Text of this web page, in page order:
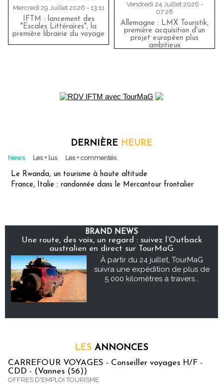
Mercredi 29 Juillet 2026 - 13:11
IFTM : lancement des
"Escales Littéraires", la
première librairie du voyage
Vendredi 24 Juillet 2026 -
07:28
Allemagne : LMX Touristik,
première acquisition d'un
projet européen plus
ambitieux
DERNIÈRE HEURE
News Les + lus Les + commentés
Le Rwanda, un tourisme à haute altitude
France, Italie : randonnée dans le Mercantour frontalier
BRAND NEWS
Une route, des voix, un regard : suivez l’Outback
australien en direct sur TourMaG
À partir du 24 juillet, TourMaG
suivra une expédition de plus de
5 000 kilomètres à travers...
LES ANNONCES
CARREFOUR VOYAGES - Conseiller voyages H/F -
CDD - (Vannes (56))
OFFRES D'EMPLOI TOURISME